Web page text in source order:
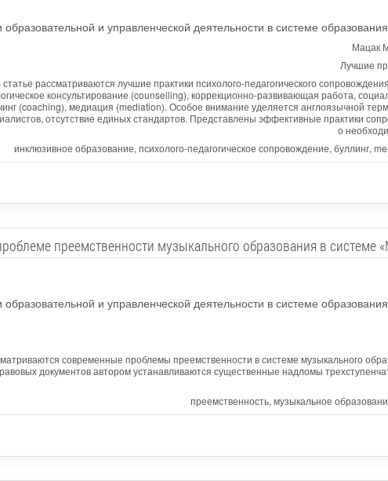
и управленческой деятельности в системе образования
Мацак
Лучшие
статье рассматриваются лучшие практики психолого-педагогического
консультирование (counselling), коррекционно-развивающая работа,
(coaching), медиация (mediation). Особое внимание уделяется англоязычной
отсутствие единых стандартов. Представлены эффективные практики
о
инклюзивное образование, психолого-педагогическое сопровождение, буллинг,
преемственности музыкального образования в
и управленческой деятельности в системе образования
современные проблемы преемственности в системе музыкального
документов автором устанавливаются существенные надломы
преемственность, музыкальное